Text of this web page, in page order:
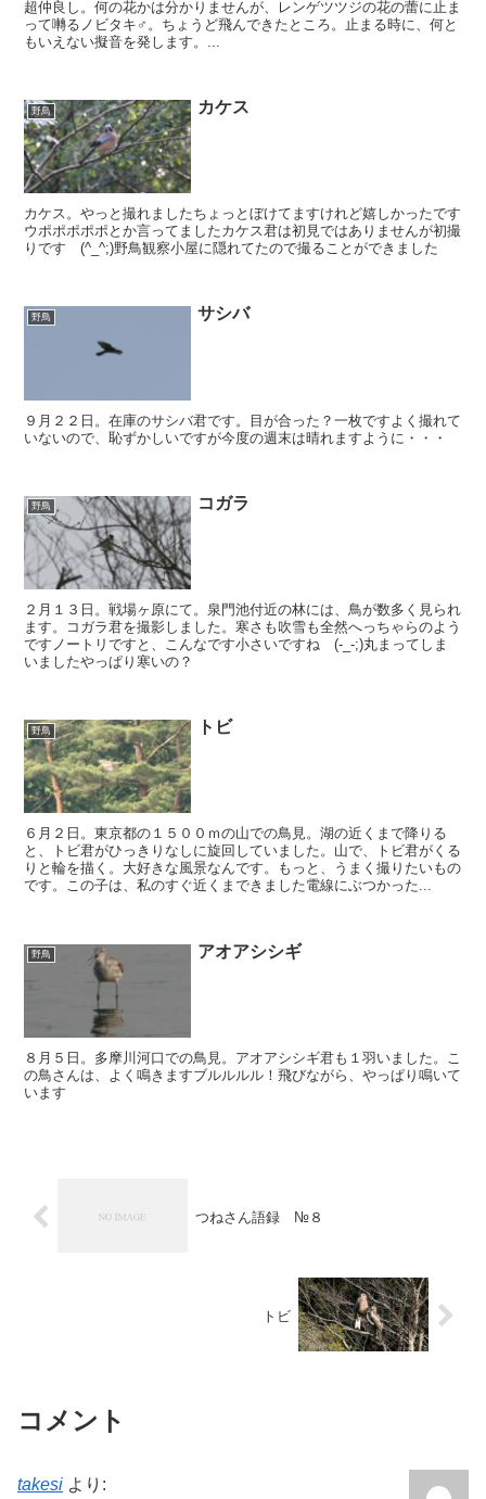
超仲良し。何の花かは分かりませんが、レンゲツツジの花の蕾に止ま
って囀るノビタキ♂。ちょうど飛んできたところ。止まる時に、何と
もいえない擬音を発します。...
野鳥 カケス
カケス。やっと撮れましたちょっとぼけてますけれど嬉しかったです
ウポポポポポとか言ってましたカケス君は初見ではありませんが初撮
りです (^_^;)野鳥観察小屋に隠れてたので撮ることができました
野鳥 サシバ
９月２２日。在庫のサシバ君です。目が合った？一枚ですよく撮れて
いないので、恥ずかしいですが今度の週末は晴れますように・・・
野鳥 コガラ
２月１３日。戦場ヶ原にて。泉門池付近の林には、鳥が数多く見られ
ます。コガラ君を撮影しました。寒さも吹雪も全然へっちゃらのよう
ですノートリですと、こんなです小さいですね (-_-;)丸まってしま
いましたやっぱり寒いの？
野鳥 トビ
６月２日。東京都の１５００ｍの山での鳥見。湖の近くまで降りる
と、トビ君がひっきりなしに旋回していました。山で、トビ君がくる
りと輪を描く。大好きな風景なんです。もっと、うまく撮りたいもの
です。この子は、私のすぐ近くまできました電線にぶつかった...
野鳥 アオアシシギ
８月５日。多摩川河口での鳥見。アオアシシギ君も１羽いました。こ
の鳥さんは、よく鳴きますブルルルル！飛びながら、やっぱり鳴いて
います
つねさん語録 №８
トビ
コメント
takesi より: